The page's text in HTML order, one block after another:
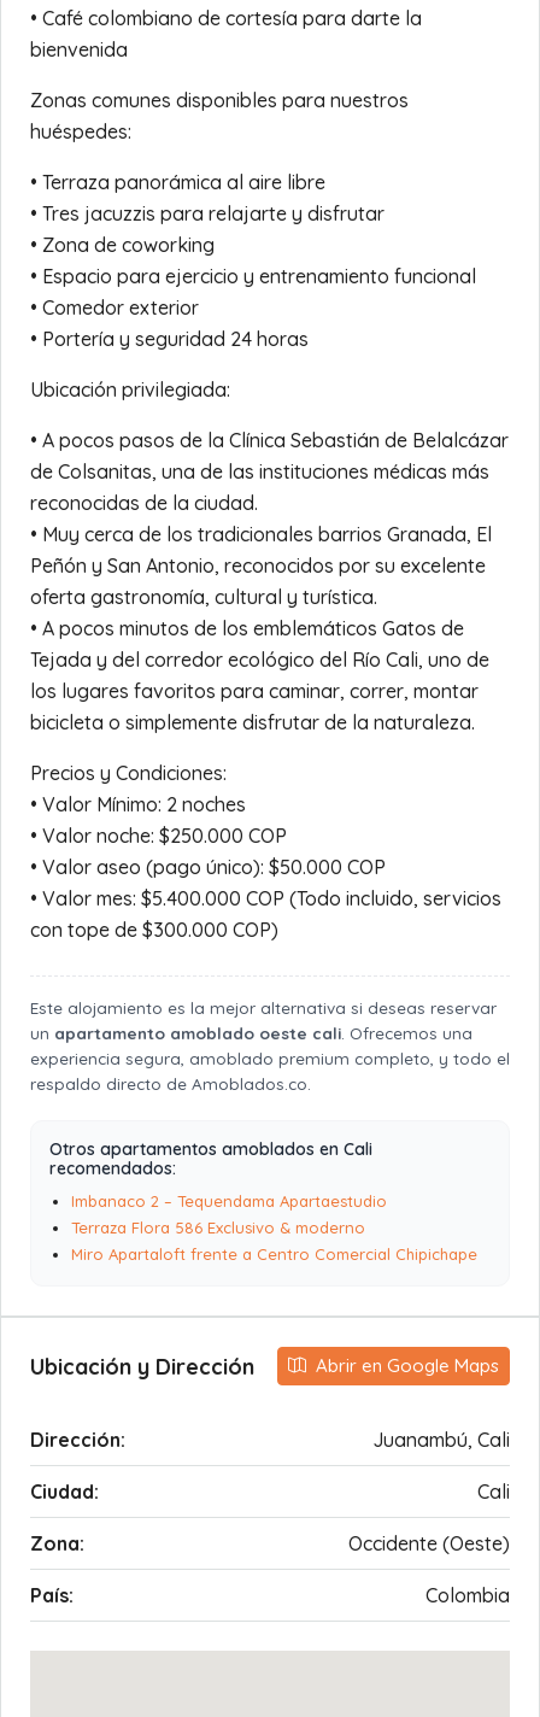
• Café colombiano de cortesía para darte la
bienvenida
Zonas comunes disponibles para nuestros
huéspedes:
• Terraza panorámica al aire libre
• Tres jacuzzis para relajarte y disfrutar
• Zona de coworking
• Espacio para ejercicio y entrenamiento funcional
• Comedor exterior
• Portería y seguridad 24 horas
Ubicación privilegiada:
• A pocos pasos de la Clínica Sebastián de Belalcázar
de Colsanitas, una de las instituciones médicas más
reconocidas de la ciudad.
• Muy cerca de los tradicionales barrios Granada, El
Peñón y San Antonio, reconocidos por su excelente
oferta gastronomía, cultural y turística.
• A pocos minutos de los emblemáticos Gatos de
Tejada y del corredor ecológico del Río Cali, uno de
los lugares favoritos para caminar, correr, montar
bicicleta o simplemente disfrutar de la naturaleza.
Precios y Condiciones:
• Valor Mínimo: 2 noches
• Valor noche: $250.000 COP
• Valor aseo (pago único): $50.000 COP
• Valor mes: $5.400.000 COP (Todo incluido, servicios
con tope de $300.000 COP)
Este alojamiento es la mejor alternativa si deseas reservar
un apartamento amoblado oeste cali . Ofrecemos una
experiencia segura, amoblado premium completo, y todo el
respaldo directo de Amoblados.co.
Otros apartamentos amoblados en Cali
recomendados:
Imbanaco 2 – Tequendama Apartaestudio
Terraza Flora 586 Exclusivo & moderno
Miro Apartaloft frente a Centro Comercial Chipichape
Ubicación y Dirección Abrir en Google Maps
Dirección: Juanambú, Cali
Ciudad: Cali
Zona: Occidente (Oeste)
País: Colombia